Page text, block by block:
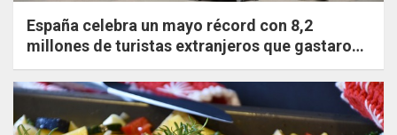
España celebra un mayo récord con 8,2
millones de turistas extranjeros que gastaron
un 20,8% más que en 2019.